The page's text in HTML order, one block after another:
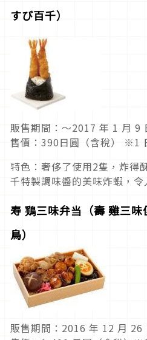
すび百千）
販售期間：～2017 年 1 月 9
售價：390日圓（含稅） ※1
特色：奢侈了使用2隻，炸得
千特製調味醬的美味炸蝦，令
寿 鶏三味弁当（壽 雞三
鳥）
販售期間：2016 年 12 月 26